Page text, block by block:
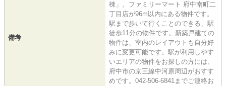
備考
棟」。ファミリーマート 府中南町二
丁目店が96m以内にある物件です。
駅まで歩いて行くことのできる、駅
徒歩11分の物件です。新築戸建ての
物件は、室内のレイアウトも自分好
みに変更可能です。駅が利用しやす
いエリアの物件をお探しの方には、
府中市の京王線中河原周辺がおすす
めです。042-506-6841までご連絡お